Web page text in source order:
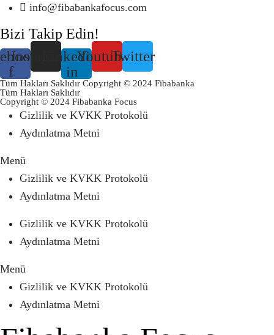
info@fibabankafocus.com
Bizi Takip Edin!
f
InstagramLinkedin-
in
YoutubeTwitter
Tüm Hakları Saklıdır Copyright © 2024 Fibabanka
Tüm Hakları Saklıdır
Copyright © 2024 Fibabanka Focus
Gizlilik ve KVKK Protokolü
Aydınlatma Metni
Menü
Gizlilik ve KVKK Protokolü
Aydınlatma Metni
Gizlilik ve KVKK Protokolü
Aydınlatma Metni
Menü
Gizlilik ve KVKK Protokolü
Aydınlatma Metni